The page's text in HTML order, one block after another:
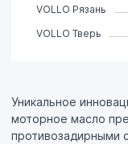
Уникальное
моторное масло
противозадирными
VOLLO Рязань
VOLLO Тверь